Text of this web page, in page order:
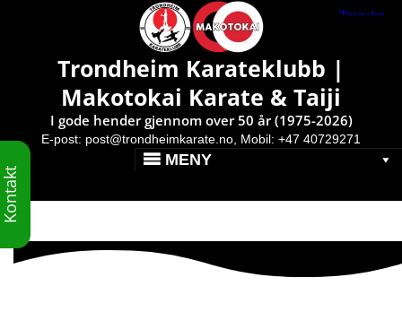
Makotokai Karate & Taiji }
Trondheim Karateklubb |
Makotokai Karate & Taiji
I gode hender gjennom over 50 år (1975-2026)
E-post: post@trondheimkarate.no, Mobil: +47 40729271
MENY
Kontakt